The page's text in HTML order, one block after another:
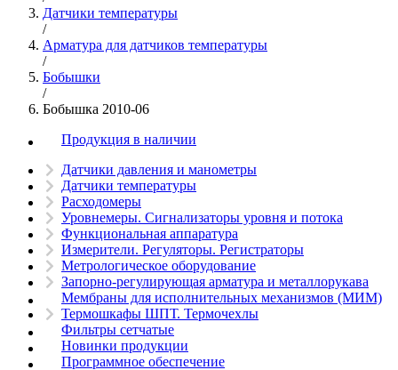
Датчики температуры
/
Арматура для датчиков температуры
/
Бобышки
/
Бобышка 2010-06
Продукция в наличии
Датчики давления и манометры
Датчики температуры
Расходомеры
Уровнемеры. Сигнализаторы уровня и потока
Функциональная аппаратура
Измерители. Регуляторы. Регистраторы
Метрологическое оборудование
Запорно-регулирующая арматура и металлорукава
Мембраны для исполнительных механизмов (МИМ)
Термошкафы ШПТ. Термочехлы
Фильтры сетчатые
Новинки продукции
Программное обеспечение